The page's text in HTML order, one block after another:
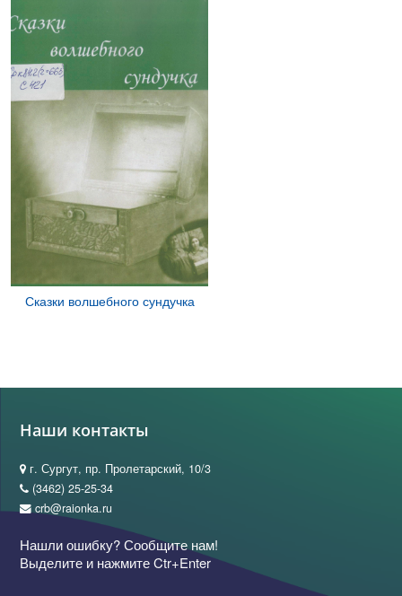
Сказки волшебного сундучка
Наши контакты
г. Сургут, пр. Пролетарский, 10/3
(3462) 25-25-34
crb@raionka.ru
Нашли ошибку? Сообщите нам!
Выделите и нажмите Ctr+Enter